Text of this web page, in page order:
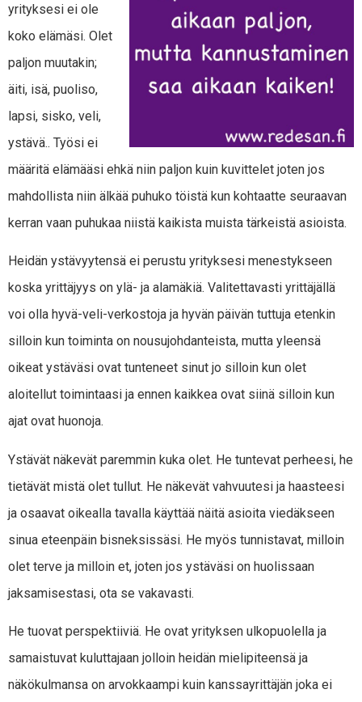
yrityksesi ei ole
koko elämäsi. Olet
paljon muutakin;
äiti, isä, puoliso,
lapsi, sisko, veli,
ystävä.. Työsi ei
määritä elämääsi ehkä niin paljon kuin kuvittelet joten jos
mahdollista niin älkää puhuko töistä kun kohtaatte seuraavan
kerran vaan puhukaa niistä kaikista muista tärkeistä asioista.
Heidän ystävyytensä ei perustu yrityksesi menestykseen
koska yrittäjyys on ylä- ja alamäkiä. Valitettavasti yrittäjällä
voi olla hyvä-veli-verkostoja ja hyvän päivän tuttuja etenkin
silloin kun toiminta on nousujohdanteista, mutta yleensä
oikeat ystäväsi ovat tunteneet sinut jo silloin kun olet
aloitellut toimintaasi ja ennen kaikkea ovat siinä silloin kun
ajat ovat huonoja.
Ystävät näkevät paremmin kuka olet. He tuntevat perheesi, he
tietävät mistä olet tullut. He näkevät vahvuutesi ja haasteesi
ja osaavat oikealla tavalla käyttää näitä asioita viedäkseen
sinua eteenpäin bisneksissäsi. He myös tunnistavat, milloin
olet terve ja milloin et, joten jos ystäväsi on huolissaan
jaksamisestasi, ota se vakavasti.
He tuovat perspektiiviä. He ovat yrityksen ulkopuolella ja
samaistuvat kuluttajaan jolloin heidän mielipiteensä ja
näkökulmansa on arvokkaampi kuin kanssayrittäjän joka ei